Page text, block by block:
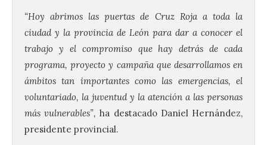
“Hoy abrimos las puertas de Cruz Roja a toda la
ciudad y la provincia de León para dar a conocer el
trabajo y el compromiso que hay detrás de cada
programa, proyecto y campaña que desarrollamos en
ámbitos tan importantes como las emergencias, el
voluntariado, la juventud y la atención a las personas
más vulnerables”, ha destacado Daniel Hernández,
presidente provincial.